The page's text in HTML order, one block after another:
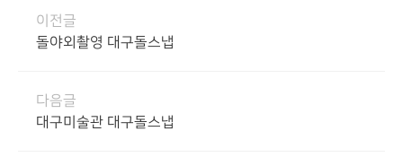
이전글
돌야외촬영 대구돌스냅
다음글
대구미술관 대구돌스냅